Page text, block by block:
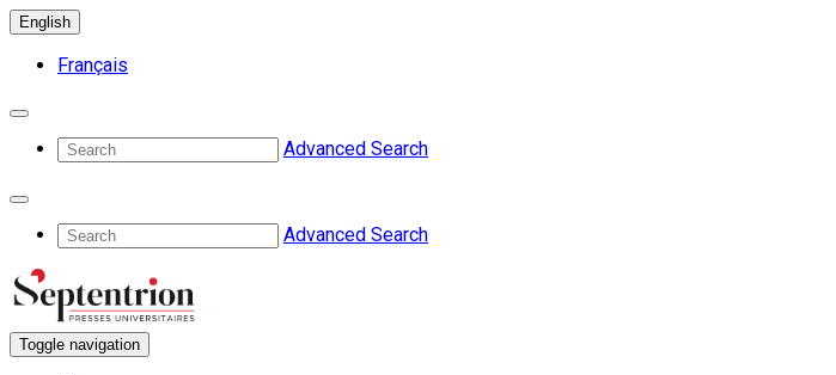
English
Français
Advanced Search
Advanced Search
Toggle navigation